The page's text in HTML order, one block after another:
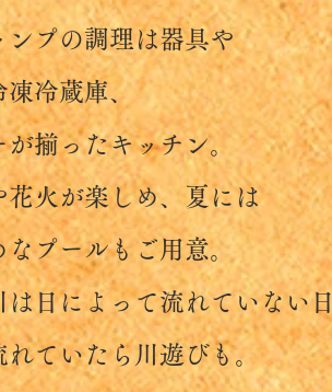
の調理は器具や
蔵庫、
ったキッチン。
が楽しめ、夏には
ールもご用意。
によって流れていない日
いたら川遊びも。